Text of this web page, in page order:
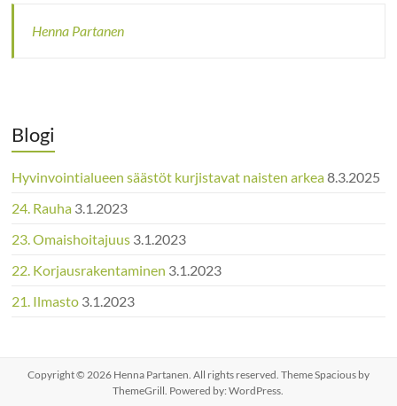
Henna Partanen
Blogi
Hyvinvointialueen säästöt kurjistavat naisten arkea8.3.2025
24. Rauha 3.1.2023
23. Omaishoitajuus 3.1.2023
22. Korjausrakentaminen 3.1.2023
21. Ilmasto 3.1.2023
Copyright © 2026 Henna Partanen. All rights reserved. ThemeSpaciousby
ThemeGrill. Powered by:WordPress.